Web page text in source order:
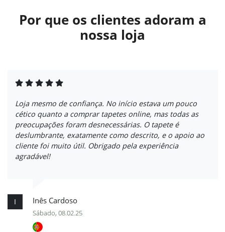
Por que os clientes adoram a
nossa loja
Loja mesmo de confiança. No início estava um pouco
cético quanto a comprar tapetes online, mas todas as
preocupações foram desnecessárias. O tapete é
deslumbrante, exatamente como descrito, e o apoio ao
cliente foi muito útil. Obrigado pela experiência
agradável!
I Inês Cardoso
Sábado, 08.02.25